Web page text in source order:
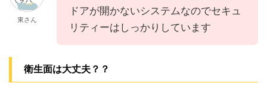
東さん
ドアが開かないシステムなのでセキュ
リティーはしっかりしています
衛生面は大丈夫？？